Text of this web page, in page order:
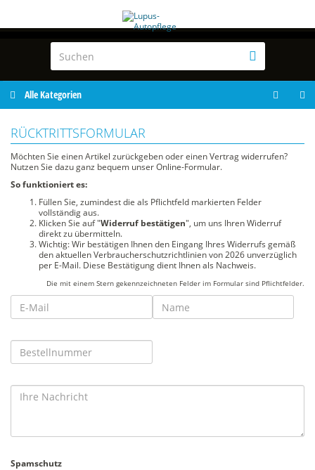
Alle Kategorien
RÜCKTRITTSFORMULAR
Möchten Sie einen Artikel zurückgeben oder einen Vertrag widerrufen?
Nutzen Sie dazu ganz bequem unser Online-Formular.
So funktioniert es:
Füllen Sie, zumindest die als Pflichtfeld markierten Felder
vollständig aus.
Klicken Sie auf "Widerruf bestätigen", um uns Ihren Widerruf
direkt zu übermitteln.
Wichtig: Wir bestätigen Ihnen den Eingang Ihres Widerrufs gemäß
den aktuellen Verbraucherschutzrichtlinien von 2026 unverzüglich
per E-Mail. Diese Bestätigung dient Ihnen als Nachweis.
Die mit einem Stern gekennzeichneten Felder im Formular sind Pflichtfelder.
Spamschutz